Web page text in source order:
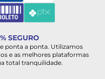
SEGURO
ponta a ponta. Utilizamos
e as melhores plataformas
total tranquilidade.